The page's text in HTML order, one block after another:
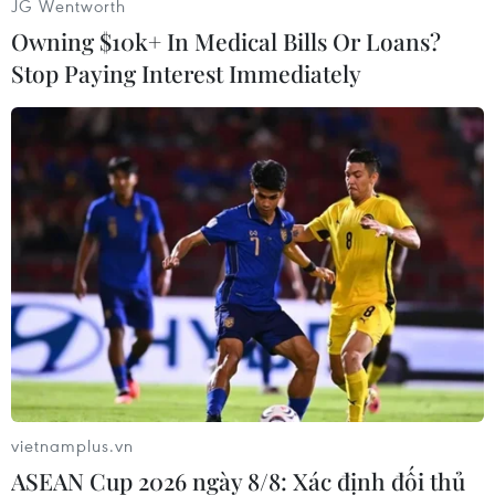
Hezbollah và triệt hạ các cơ sở của Iran, chẳng
hạn như các căn cứ kháng chiến của quân du
kích Hồi giáo Shiite nằm sâu trong lãnh thổ
Syria và các tay súng địa phương ở khu dân cư
sát biên giới đánh thuê cho Iran và Hezbollah.
Phát biểu tại một lễ khai trương nhà máy của
tập đoàn quốc phòng Rafael, Bộ trưởng Quốc
phòng Israel Benny Gantz tuyên bố sẽ không
cho phép Hezbollah và các lực lượng ủy nhiệm
khác của Iran “có được vũ khí và các phương
tiện để có thể làm suy yếu sự ưu việt của Israel
trong khu vực.”
[13 tay súng trung thành với chính phủ Syria
thiệt mạng do IS]
JG Wentworth
Owning $10k+ In Medical Bills Or Loans?
Stop Paying Interest Immediately
vietnamplus.vn
ASEAN Cup 2026 ngày 8/8: Xác định đối thủ